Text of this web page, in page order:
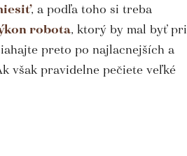
, a podľa toho si treba
robota, ktorý by mal byť pri
preto po najlacnejších a
však pravidelne pečiete veľké